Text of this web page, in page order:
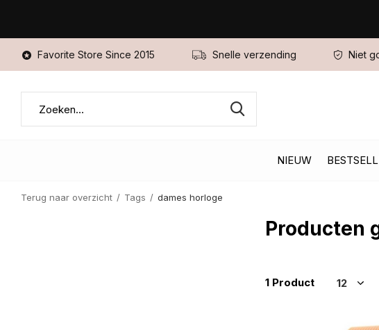
NIEUW
Favorite Store Since 2015 Snelle verzending Niet
Terug naar overzicht Tags dames horloge
Producten
1 Product